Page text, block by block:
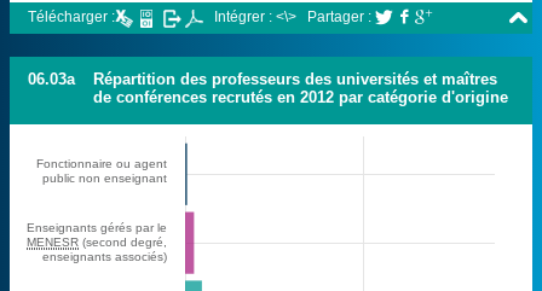

Télécharger : Intégrer : <\> Partager :   
06.03a
Répartition des professeurs des universités et maîtres
de conférences recrutés en 2012 par catégorie d'origine
Fonctionnaire ou agent
public non enseignant
Enseignants gérés par le
MENESR (second degré,
enseignants associés)